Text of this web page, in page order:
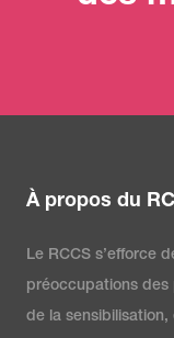
À propos du
Le RCCS s’efforce
préoccupations des
de la